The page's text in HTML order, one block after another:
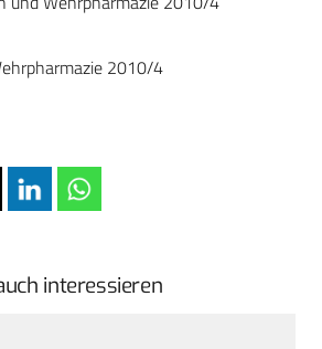
2010/4
interessieren